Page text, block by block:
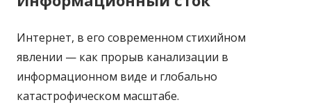
Интернет, в его современном стихийном
явлении — как прорыв канализации в
информационном виде и глобально
катастрофическом масштабе.